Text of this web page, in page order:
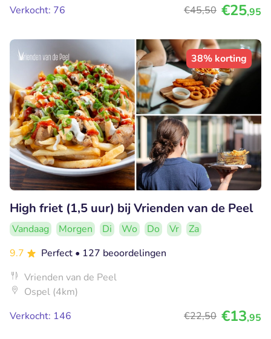
Verkocht: 76
€45,50 €25,95
38% korting
High friet (1,5 uur) bij Vrienden van de Peel
Vandaag Morgen Di Wo Do Vr
Za
9.7
Perfect • 127 beoordelingen
Vrienden van de Peel
Ospel (4km)
Verkocht: 146
€22,50 €13,95